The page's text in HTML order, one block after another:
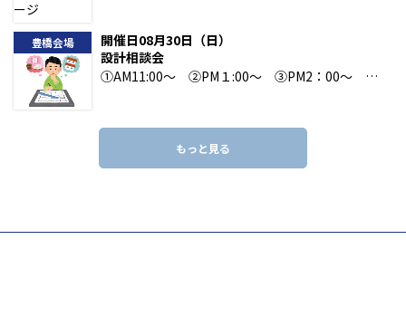
豊橋会場
開催日08月30日（日）
設計相談会
①AM11:00～ ②PM１:00～ ③PM2：00～
もっと見る